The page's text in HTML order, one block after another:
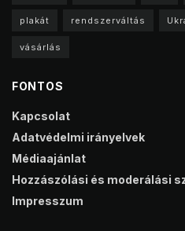
plakát rendszerváltás
vásárlás
FONTOS
Kapcsolat
Adatvédelmi irányelvek
Médiaajánlat
Hozzászólási és moderálási
Impresszum